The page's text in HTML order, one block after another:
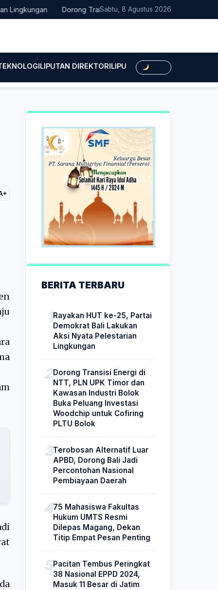
Dorong Transisi Energi di NTT, PLN UPK Timor
Sabtu, 8 Agustus 2026
LIPUTAN DIREKTORILIPUTAN HUKUMLIPUTAN
BERITA TERBARU
Rayakan HUT ke-25, Partai
Demokrat Bali Lakukan
Aksi Nyata Pelestarian
Lingkungan
Dorong Transisi Energi di
NTT, PLN UPK Timor dan
Kawasan Industri Bolok
Buka Peluang Investasi
Woodchip untuk Cofiring
PLTU Bolok
Terobosan Alternatif Luar
APBD, Dorong Bali Jadi
Percontohan Nasional
Pembiayaan Daerah
75 Mahasiswa Fakultas
Hukum UMTS Resmi
Dilepas Magang, Dekan
Titip Empat Pesan Penting
Pacitan Tembus Peringkat
38 Nasional EPPD 2024,
Masuk 11 Besar di Jatim